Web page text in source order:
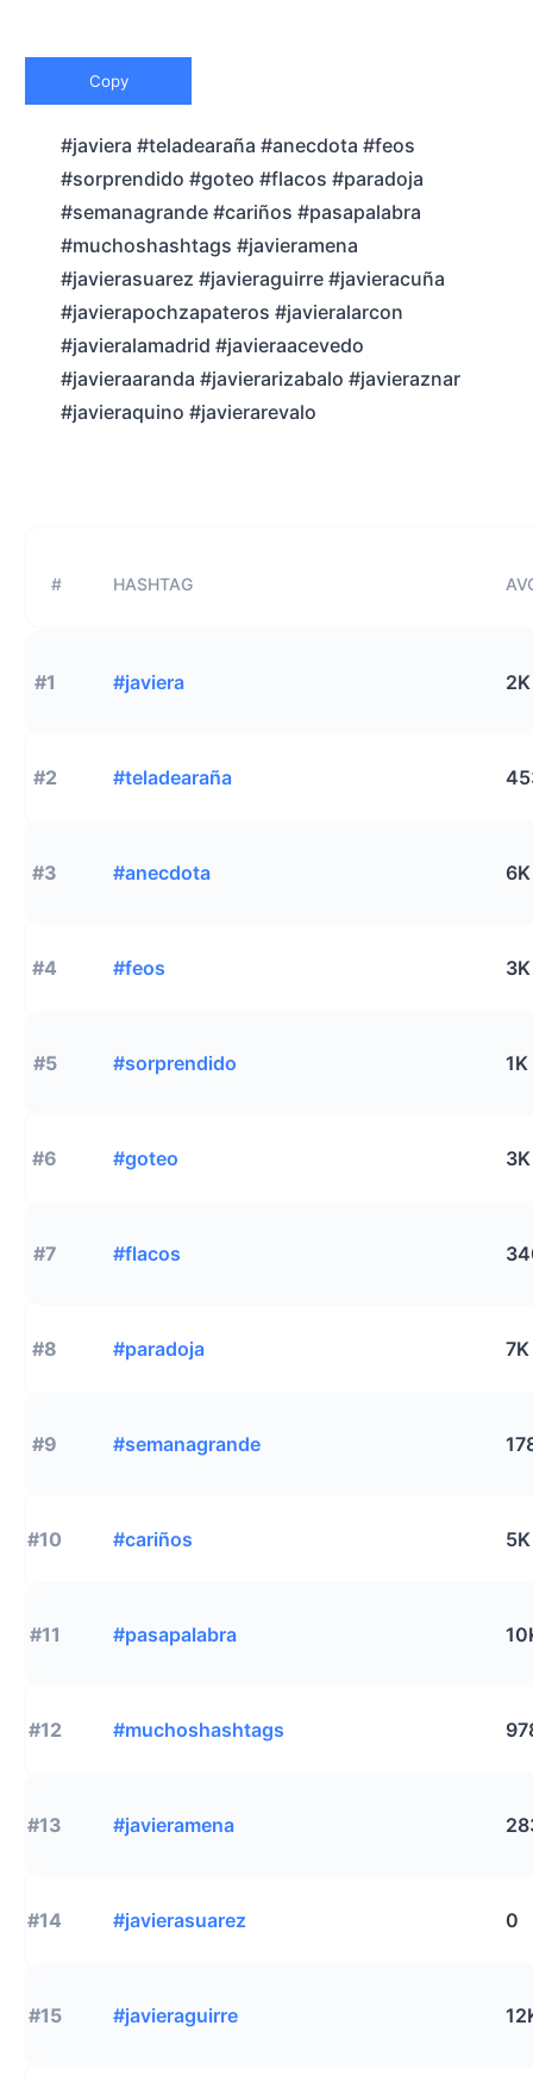
Copy
#javiera #teladearaña #anecdota #feos
#sorprendido #goteo #flacos #paradoja
#semanagrande #cariños #pasapalabra
#muchoshashtags #javieramena
#javierasuarez #javieraguirre #javieracuña
#javierapochzapateros #javieralarcon
#javieralamadrid #javieraacevedo
#javieraaranda #javierarizabalo #javieraznar
#javieraquino #javierarevalo
# HASHTAG
#1 #javiera 2K
#2 #teladearaña
#3 #anecdota 6K
#4 #feos 3K
#5 #sorprendido 1K
#6 #goteo 3K
#7 #flacos
#8 #paradoja 7K
#9 #semanagrande
#10 #cariños 5K
#11 #pasapalabra
#12 #muchoshashtags
#13 #javieramena
#14 #javierasuarez 0
#15 #javieraguirre